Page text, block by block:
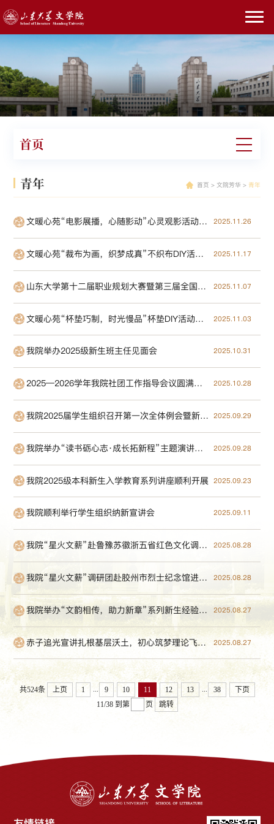
首页
青年 首页 > 文院芳华 > 青年
文暖心苑“电影展播，心随影动”心灵观影活动圆满完成 2025.11.26
文暖心苑“裁布为画，织梦成真”不织布DIY活动圆满完成 2025.11.17
山东大学第十二届职业规划大赛暨第三届全国大学生职业规划大赛学院选拔赛顺利结束 2025.11.07
文暖心苑“杯垫巧制，时光慢品”杯垫DIY活动圆满完成 2025.11.03
我院举办2025级新生班主任见面会 2025.10.31
2025—2026学年我院社团工作指导会议圆满结束 2025.10.28
我院2025届学生组织召开第一次全体例会暨新学期见面会 2025.09.29
我院举办“读书砺心志·成长拓新程”主题演讲比赛 2025.09.28
我院2025级本科新生入学教育系列讲座顺利开展 2025.09.23
我院顺利举行学生组织纳新宣讲会 2025.09.11
我院“星火文薪”赴鲁豫苏徽浙五省红色文化调研团 圆满完成实践 2025.08.28
我院“星火文薪”调研团赴胶州市烈士纪念馆进行调研 2025.08.28
我院举办“文韵相传，助力新章”系列新生经验分享会 2025.08.27
赤子追光宣讲扎根基层沃土，初心筑梦理论飞入寻常人家 2025.08.27
共524条 上页 1 ... 9 10 11 12 13 ... 38
下页
11/38 到第 页 跳转